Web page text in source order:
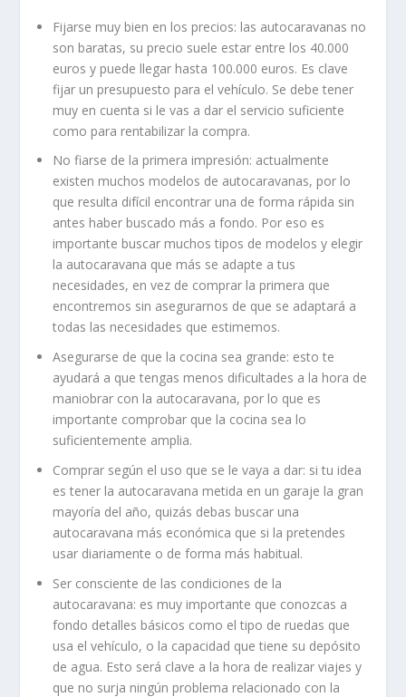
Fijarse muy bien en los precios: las autocaravanas no
son baratas, su precio suele estar entre los 40.000
euros y puede llegar hasta 100.000 euros. Es clave
fijar un presupuesto para el vehículo. Se debe tener
muy en cuenta si le vas a dar el servicio suficiente
como para rentabilizar la compra.
No fiarse de la primera impresión: actualmente
existen muchos modelos de autocaravanas, por lo
que resulta difícil encontrar una de forma rápida sin
antes haber buscado más a fondo. Por eso es
importante buscar muchos tipos de modelos y elegir
la autocaravana que más se adapte a tus
necesidades, en vez de comprar la primera que
encontremos sin asegurarnos de que se adaptará a
todas las necesidades que estimemos.
Asegurarse de que la cocina sea grande: esto te
ayudará a que tengas menos dificultades a la hora de
maniobrar con la autocaravana, por lo que es
importante comprobar que la cocina sea lo
suficientemente amplia.
Comprar según el uso que se le vaya a dar: si tu idea
es tener la autocaravana metida en un garaje la gran
mayoría del año, quizás debas buscar una
autocaravana más económica que si la pretendes
usar diariamente o de forma más habitual.
Ser consciente de las condiciones de la
autocaravana: es muy importante que conozcas a
fondo detalles básicos como el tipo de ruedas que
usa el vehículo, o la capacidad que tiene su depósito
de agua. Esto será clave a la hora de realizar viajes y
que no surja ningún problema relacionado con la